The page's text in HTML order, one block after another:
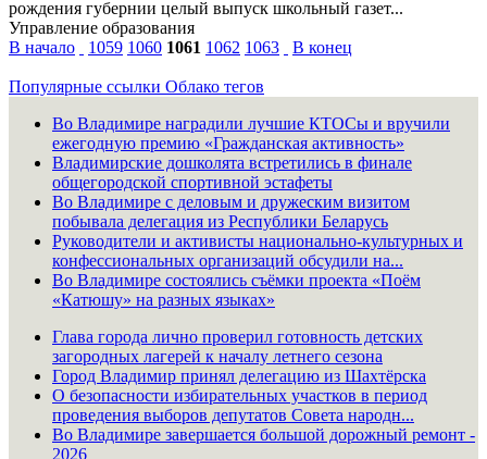
рождения губернии целый выпуск школьный газет...
Управление образования
В начало
1059 1060 1061 1062 1063 В конец
Популярные ссылки Облако тегов
Во Владимире наградили лучшие КТОСы и вручили
ежегодную премию «Гражданская активность»
Владимирские дошколята встретились в финале
общегородской спортивной эстафеты
Во Владимире с деловым и дружеским визитом
побывала делегация из Республики Беларусь
Руководители и активисты национально-культурных и
конфессиональных организаций обсудили на...
Во Владимире состоялись съёмки проекта «Поём
«Катюшу» на разных языках»
Глава города лично проверил готовность детских
загородных лагерей к началу летнего сезона
Город Владимир принял делегацию из Шахтёрска
О безопасности избирательных участков в период
проведения выборов депутатов Совета народн...
Во Владимире завершается большой дорожный ремонт -
2026